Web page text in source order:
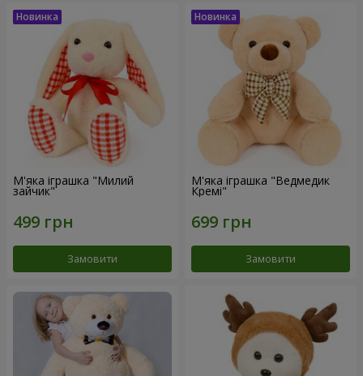
М'яка іграшка "Милий
зайчик"
Замовити
М'яка іграшка "Ведмедик
Кремі"
Замовити